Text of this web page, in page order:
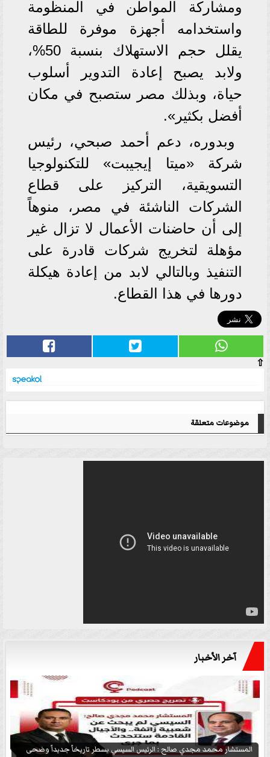
ومشاركة المواطن في المنظومة
واستخدامه أجهزة موفرة للطاقة
يقلل حجم الاستهلاك بنسبة 50%،
ولابد يصبح إعادة التدوير أسلوب
حياة، وبذلك مصر ستصبح في مكان
أفضل بكثير».
وبدوره، دعم أحمد صبحي، رئيس
شركة «ميتا إيجيبت» للتكنولوجيا
التسويقية، التركيز على قطاع
الشركات الناشئة في مصر، منوهاً
إلى أن حاضنات الأعمال لا تزال غير
مؤهلة لتخريج شركات قادرة على
التنفيذ وبالتالي لابد من إعادة هيكلة
دورها في هذا القطاع.
⇧
موضوعات متعلقة
آخر الأخبار
المستشار محمد مجدي صالح : الرئيس السيسي يسطر تاريخاً جديداً وضحى